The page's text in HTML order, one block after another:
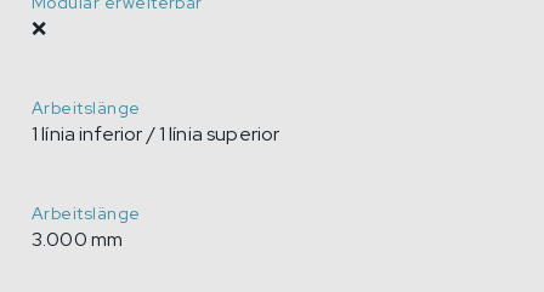
❌
Arbeitslänge
1 línia inferior / 1 línia superior
Arbeitslänge
3.000 mm